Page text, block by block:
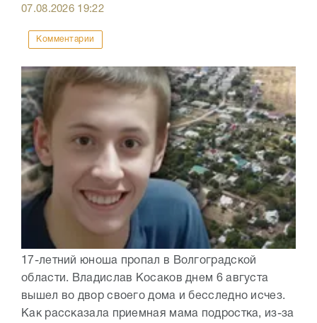
07.08.2026 19:22
Комментарии
17-летний юноша пропал в Волгоградской
области. Владислав Косаков днем 6 августа
вышел во двор своего дома и бесследно исчез.
Как рассказала приемная мама подростка, из-за